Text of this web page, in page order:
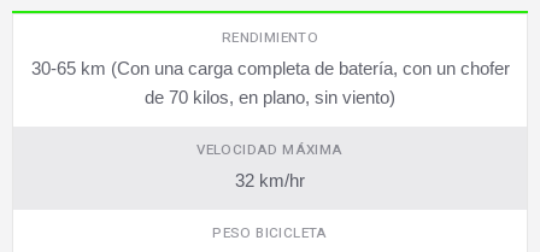
RENDIMIENTO
30-65 km (Con una carga completa de batería, con un chofer
de 70 kilos, en plano, sin viento)
VELOCIDAD MÁXIMA
32 km/hr
PESO BICICLETA